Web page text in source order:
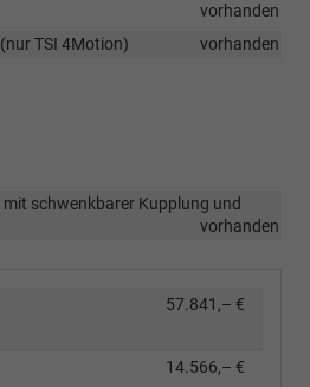
vorhanden
TSI 4Motion)
vorhanden
schwenkbarer Kupplung und
vorhanden
57.841,– €
14.566,– €